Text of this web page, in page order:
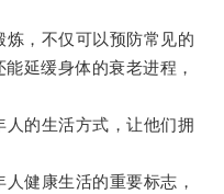
，不仅可以预防常见的
延缓身体的衰老进程，
的生活方式，让他们拥
健康生活的重要标志，